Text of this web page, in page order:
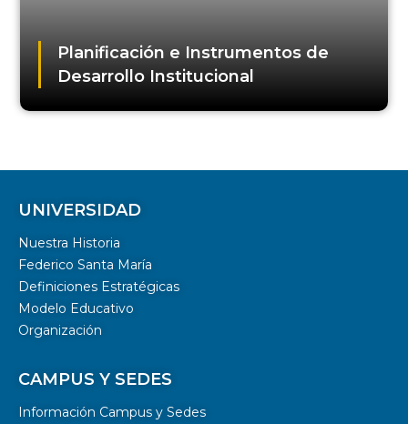
Planificación e Instrumentos de
Desarrollo Institucional
UNIVERSIDAD
Nuestra Historia
Federico Santa María
Definiciones Estratégicas
Modelo Educativo
Organización
CAMPUS Y SEDES
Información Campus y Sedes